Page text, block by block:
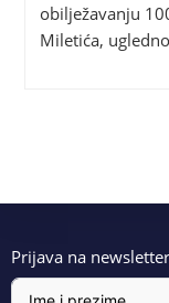
obilježavanju
Miletića,
Prijava na